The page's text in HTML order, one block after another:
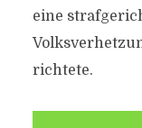
eine
richtete.